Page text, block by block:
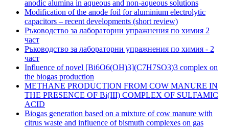
anodic alumina in aqueous and non-aqueous solutions
Modification of the anode foil for aluminium electrolytic
capacitors – recent developments (short review)
Ръководство за лабораторни упражнения по химия 2
част
Ръководство за лабораторни упражнения по химия - 2
част
Influence of novel [Bi6O6(OH)3](C7H7SO3)3 complex on
the biogas production
METHANE PRODUCTION FROM COW MANURE IN
THE PRESENCE OF Bi(III) COMPLEX OF SULFAMIC
ACID
Biogas generation based on a mixture of cow manure with
citrus waste and influence of bismuth complexes on gas